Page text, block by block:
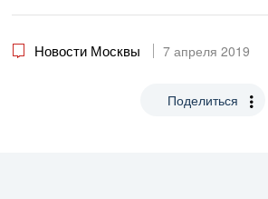
Новости Москвы 7 апреля 2019
Поделиться